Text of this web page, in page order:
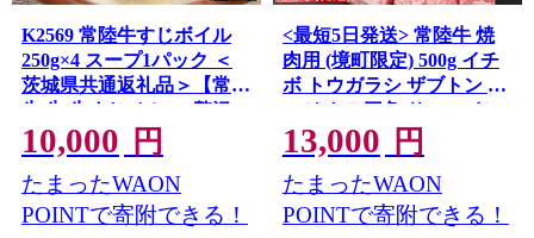
K2569 常陸牛すじボイル
250g×4 スープ1パック ＜
茨城県共通返礼品＞【常陸
牛 牛 牛すじ カレー 贅沢
牛肉 スープ 煮込み おで
ん】
10,000 円
たまったWAON
POINTで寄附できる！
<最短5日発送> 常陸牛 焼
肉用 (境町限定) 500g イチ
ボ トウガラシ ザブトン ミ
スジ トモ三角 サーロイン
等 【茨城県共通返礼
品】 K2570
13,000 円
たまったWAON
POINTで寄附できる！